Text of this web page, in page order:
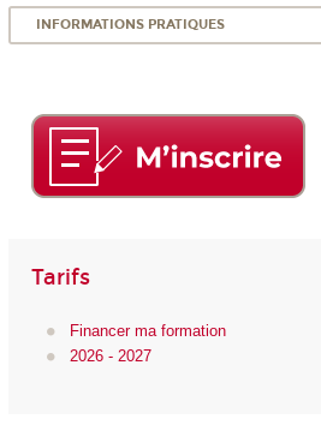
INFORMATIONS PRATIQUES
Tarifs
Financer ma formation
2026 - 2027